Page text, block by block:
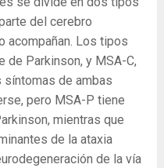
del cerebro
acompañan. Los tipos
de Parkinson, y MSA-C,
síntomas de ambas
pero MSA-P tiene
mientras que
de la ataxia
de la vía